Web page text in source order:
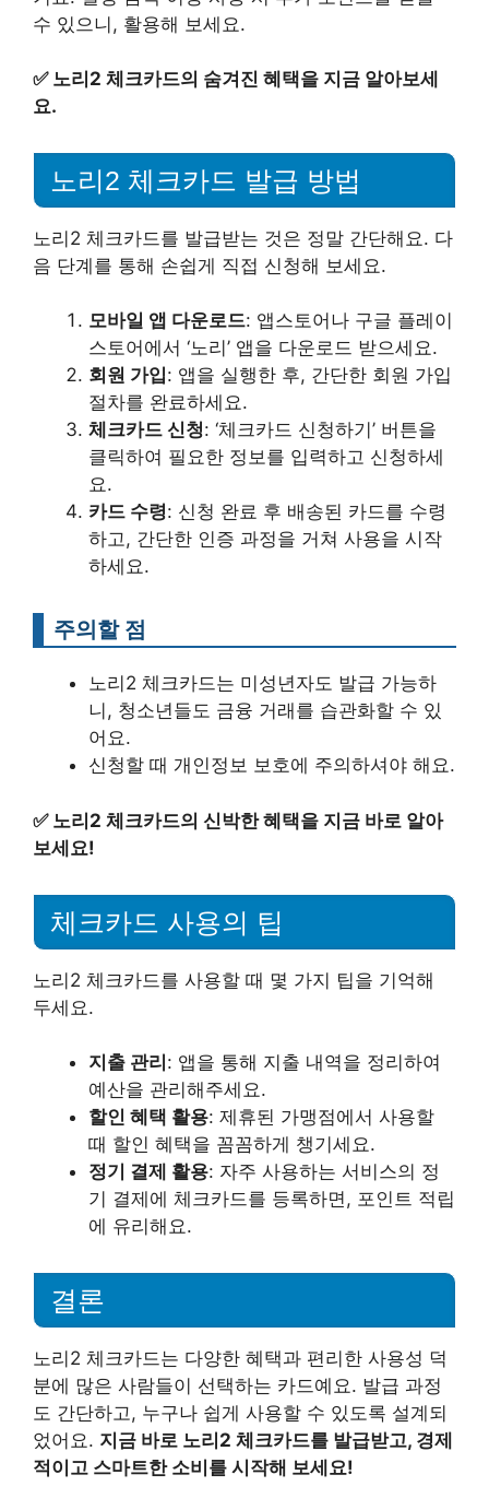
수 있으니, 활용해 보세요.
✅ 노리2 체크카드의 숨겨진 혜택을 지금 알아보세
요.
노리2 체크카드 발급 방법
노리2 체크카드를 발급받는 것은 정말 간단해요. 다
음 단계를 통해 손쉽게 직접 신청해 보세요.
모바일 앱 다운로드: 앱스토어나 구글 플레이
스토어에서 ‘노리’ 앱을 다운로드 받으세요.
회원 가입: 앱을 실행한 후, 간단한 회원 가입
절차를 완료하세요.
체크카드 신청: ‘체크카드 신청하기’ 버튼을
클릭하여 필요한 정보를 입력하고 신청하세
요.
카드 수령: 신청 완료 후 배송된 카드를 수령
하고, 간단한 인증 과정을 거쳐 사용을 시작
하세요.
주의할 점
노리2 체크카드는 미성년자도 발급 가능하
니, 청소년들도 금융 거래를 습관화할 수 있
어요.
신청할 때 개인정보 보호에 주의하셔야 해요.
✅ 노리2 체크카드의 신박한 혜택을 지금 바로 알아
보세요!
체크카드 사용의 팁
노리2 체크카드를 사용할 때 몇 가지 팁을 기억해
두세요.
지출 관리 : 앱을 통해 지출 내역을 정리하여
예산을 관리해주세요.
할인 혜택 활용: 제휴된 가맹점에서 사용할
때 할인 혜택을 꼼꼼하게 챙기세요.
정기 결제 활용: 자주 사용하는 서비스의 정
기 결제에 체크카드를 등록하면, 포인트 적립
에 유리해요.
결론
노리2 체크카드는 다양한 혜택과 편리한 사용성 덕
분에 많은 사람들이 선택하는 카드예요. 발급 과정
도 간단하고, 누구나 쉽게 사용할 수 있도록 설계되
었어요. 지금 바로 노리2 체크카드를 발급받고, 경제
적이고 스마트한 소비를 시작해 보세요!